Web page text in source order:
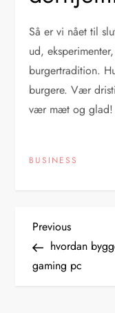
Så er vi nået til
ud,
burgertradition.
burgere. Vær
vær mæt og glad!
BUSINESS
P
o
Previous
Post
Previous
hvordan
gaming pc